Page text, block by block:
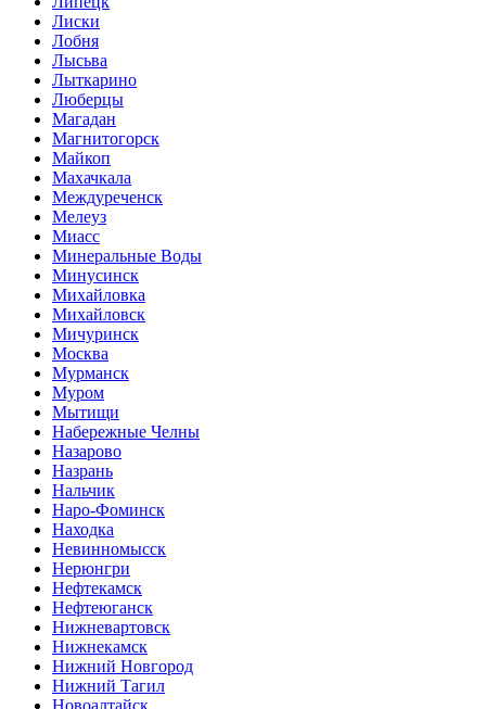
Лиски
Лобня
Лысьва
Лыткарино
Люберцы
Магадан
Магнитогорск
Майкоп
Махачкала
Междуреченск
Мелеуз
Миасс
Минеральные Воды
Минусинск
Михайловка
Михайловск
Мичуринск
Москва
Мурманск
Муром
Мытищи
Набережные Челны
Назарово
Назрань
Нальчик
Наро-Фоминск
Находка
Невинномысск
Нерюнгри
Нефтекамск
Нефтеюганск
Нижневартовск
Нижнекамск
Нижний Новгород
Нижний Тагил
Новоалтайск